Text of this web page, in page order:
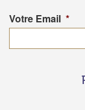
Votre Email *